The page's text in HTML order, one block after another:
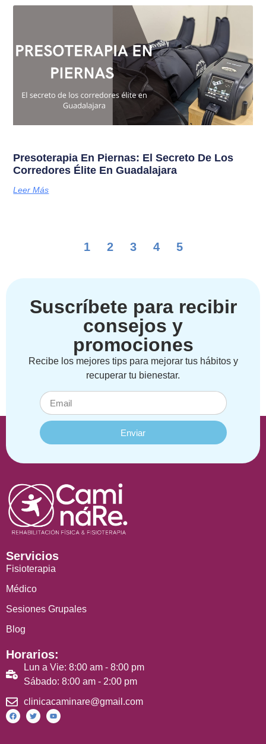
Presoterapia En Piernas: El Secreto De Los
Corredores Élite En Guadalajara
Leer Más
1 2 3 4 5
Suscríbete para recibir
consejos y
promociones
Recibe los mejores tips para mejorar tus hábitos y
recuperar tu bienestar.
Enviar
Servicios
Fisioterapia
Médico
Sesiones Grupales
Blog
Horarios:
Lun a Vie: 8:00 am - 8:00 pm
Sábado: 8:00 am - 2:00 pm
clinicacaminare@gmail.com